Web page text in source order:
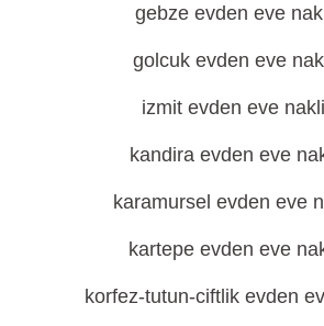
gebze evden eve
golcuk evden eve
izmit evden eve
kandira evden eve
karamursel evden eve
kartepe evden eve
korfez-tutun-ciftlik evden